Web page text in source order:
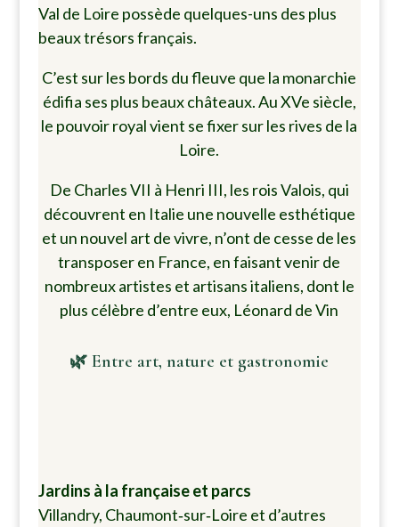
Val de Loire possède quelques-uns des plus
beaux trésors français.
C’est sur les bords du fleuve que la monarchie
édifia ses plus beaux châteaux. Au XVe siècle,
le pouvoir royal vient se fixer sur les rives de la
Loire.
De Charles VII à Henri III, les rois Valois, qui
découvrent en Italie une nouvelle esthétique
et un nouvel art de vivre, n’ont de cesse de les
transposer en France, en faisant venir de
nombreux artistes et artisans italiens, dont le
plus célèbre d’entre eux, Léonard de Vin
🌿 Entre art, nature et gastronomie
Jardins à la française et parcs
Villandry, Chaumont‑sur‑Loire et d’autres